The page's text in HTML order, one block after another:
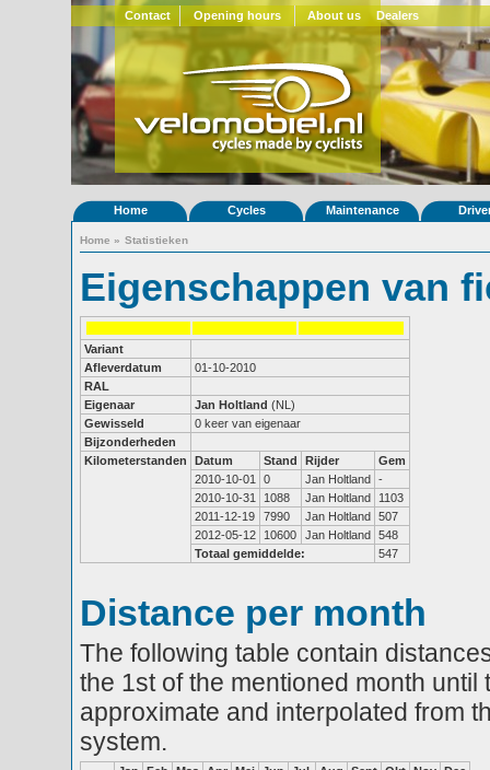
Contact Opening hours About us Dealers
Home Cycles Maintenance
Home » Statistieken
Eigenschappen van
Variant
Afleverdatum
01-10-2010
RAL
Eigenaar
Jan Holtland (NL)
Gewisseld
0 keer van eigenaar
Bijzonderheden
Kilometerstanden
Datum Stand Rijder
Gem
2010-10-01
0 Jan Holtland -
2010-10-31
1088 Jan Holtland
1103
2011-12-19
7990 Jan Holtland 507
2012-05-12
10600 Jan Holtland 548
Totaal gemiddelde:
547
Distance per month
The following table contain
the 1st of the mentioned month
approximate and interpolated from
system.